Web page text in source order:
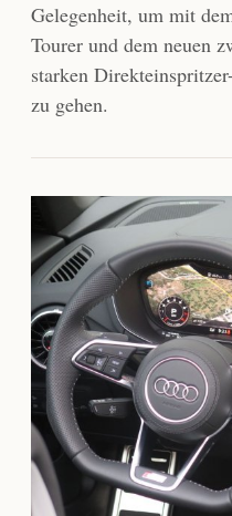
Gelegenheit, um mit
Tourer und dem neuen
starken
zu gehen.